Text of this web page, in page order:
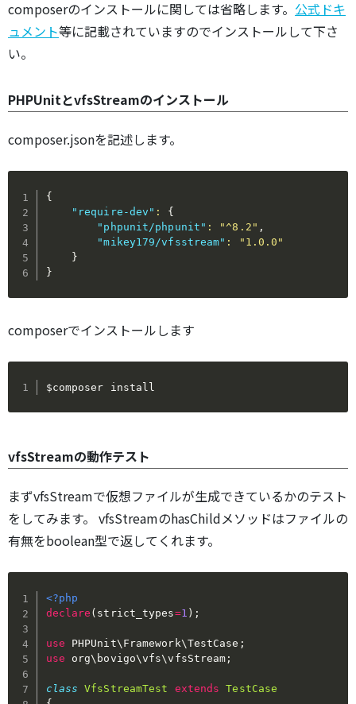
composerのインストールに関しては省略します。 公式ドキ
ュメント等に記載されていますのでインストールして下さ
い。
PHPUnitとvfsStreamのインストール
composer.jsonを記述します。
{
"require-dev" :
{
"phpunit/phpunit" : "^8.2" ,
"mikey179/vfsstream" :
"1.0.0"
}
}
composerでインストールします
$composer install
vfsStreamの動作テスト
まずvfsStreamで仮想ファイルが生成できているかのテスト
をしてみます。 vfsStreamのhasChildメソッドはファイルの
有無をboolean型で返してくれます。
<?php
declare ( strict_types=1 ) ;
use PHPUnit\ Framework\TestCase ;
use
org\ bovigo\vfs\vfsStream ;
class VfsStreamTest extends
TestCase